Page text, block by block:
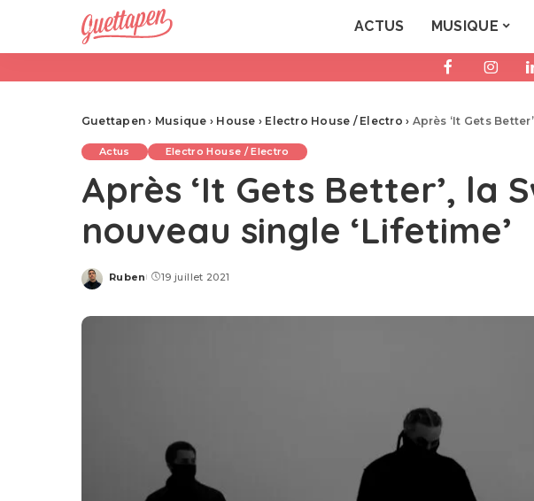
ACTUS MUSIQUE
Guettapen › Musique › House › Electro House / Electro › Après ‘It Gets
Actus Electro House / Electro
Après ‘It Gets Better’, la
nouveau single ‘Lifetime’
Posted
Ruben 19 juillet 2021